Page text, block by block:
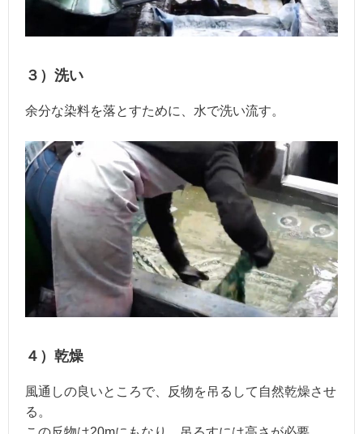
３）洗い
余分な染料を落とすために、水で洗い流す。
４）乾燥
風通しの良いところで、反物を吊るして自然乾燥させ
る。